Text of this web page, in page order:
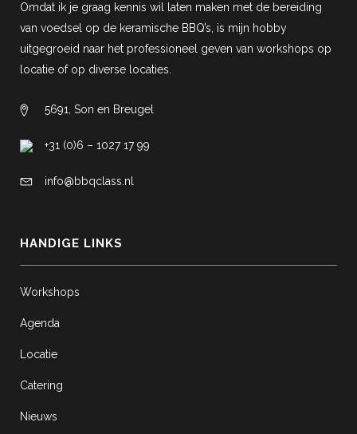
Omdat ik je graag kennis wil laten maken met de bereiding
van voedsel op de keramische BBQ’s, is mijn hobby
uitgegroeid naar het professioneel geven van workshops op
locatie of op diverse locaties.
5691, Son en Breugel
+31 (0)6 – 1027 17 99
info@bbqclass.nl
HANDIGE LINKS
Workshops
Agenda
Locatie
Catering
Nieuws